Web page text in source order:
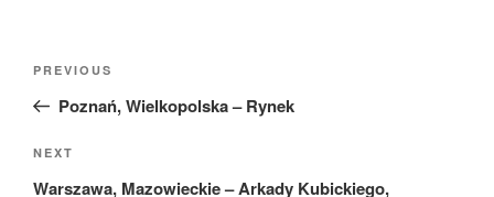
Previous
Post
PREVIOUS
Poznań, Wielkopolska – Rynek
Next
Post
NEXT
Warszawa, Mazowieckie – Arkady Kubickiego,